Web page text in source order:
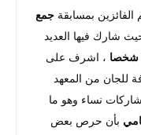
بمسابقة جمع
شارك فيها العديد
، اشرف على
للجان من المعهد
نساء وهو ما
بأن حرص بعض